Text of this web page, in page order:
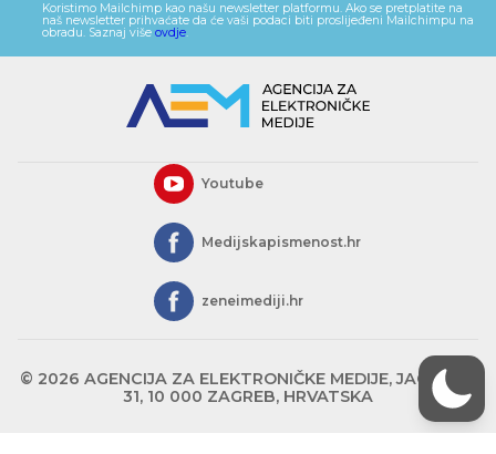
Koristimo Mailchimp kao našu newsletter platformu. Ako se pretplatite na
naš newsletter prihvaćate da će vaši podaci biti proslijeđeni Mailchimpu na
obradu. Saznaj više ovdje.
Youtube
Medijskapismenost.hr
zeneimediji.hr
© 2026 AGENCIJA ZA ELEKTRONIČKE MEDIJE, JAGIĆEVA
31, 10 000 ZAGREB, HRVATSKA